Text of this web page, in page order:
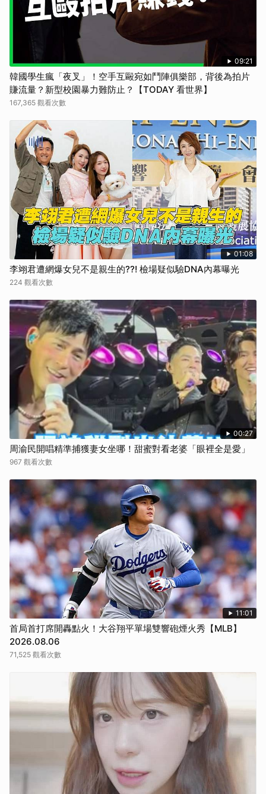
09:21
韓國學生瘋「夜叉」！空手互毆宛如鬥陣俱樂部，背後為拍片
賺流量？新型校園暴力難防止？【TODAY 看世界】
167,365 觀看次數
01:08
李翊君遭網爆女兒不是親生的??! 檢場疑似驗DNA內幕曝光
224 觀看次數
00:27
周渝民開唱精準捕獲妻女坐哪！甜蜜對看老婆「眼裡全是愛」
967 觀看次數
11:01
首局首打席開轟點火！大谷翔平單場雙響砲煙火秀【MLB】
2026.08.06
71,525 觀看次數
取消